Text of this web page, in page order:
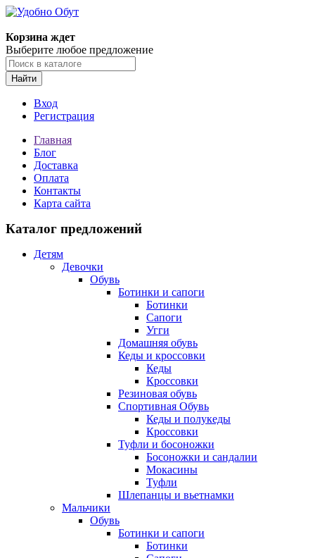
Корзина ждет
Выберите любое предложение
Найти
Вход
Регистрация
Главная
Блог
Доставка
Оплата
Контакты
Карта сайта
Каталог предложений
Детям
Девочки
Обувь
Ботинки и сапоги
Ботинки
Сапоги
Угги
Домашняя обувь
Кеды и кроссовки
Кеды
Кроссовки
Резиновая обувь
Спортивная Обувь
Кеды и полукеды
Кроссовки
Туфли и босоножки
Босоножки и сандалии
Мокасины
Туфли
Шлепанцы и вьетнамки
Мальчики
Обувь
Ботинки и сапоги
Ботинки